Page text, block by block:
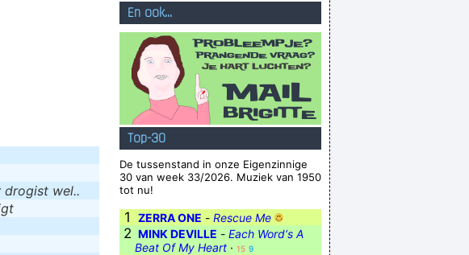
drogist wel..
En ook...
Top-30
De tussenstand in onze Eigenzinnige
30 van week 33/2026. Muziek van 1950
tot nu!
1 ZERRA ONE - Rescue Me
2 MINK DEVILLE - Each Word‘s A
Beat Of My Heart · 15 9